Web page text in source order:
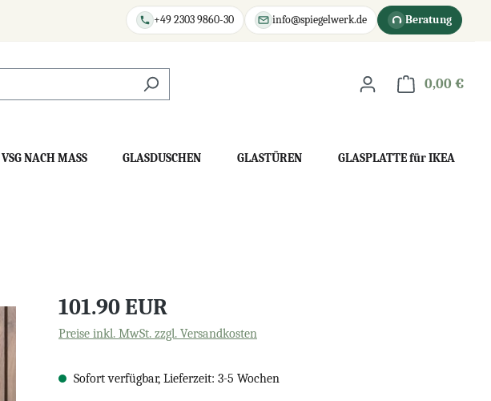
+49 2303 9860-30 info@spiegelwerk.de Beratung
0,00 €
VSG NACH MASS GLASDUSCHEN GLASTÜREN GLASPLATTE für IKEA
101.90 EUR
Preise inkl. MwSt. zzgl. Versandkosten
Sofort verfügbar, Lieferzeit: 3-5 Wochen